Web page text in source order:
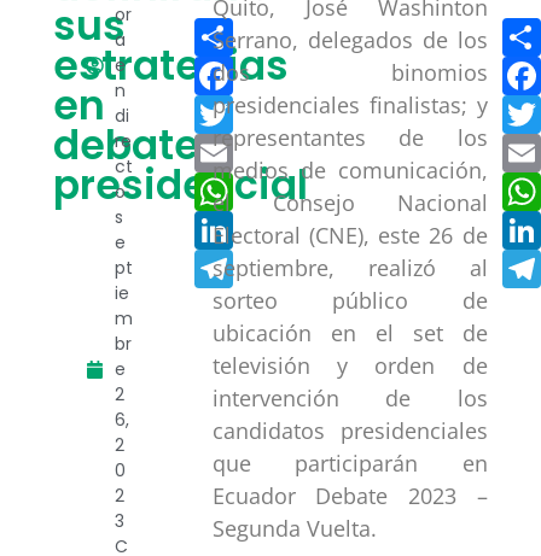
sus
estrategias
en
debate
presidencial
or
a
e
n
di
re
ct
o
s
e
pt
ie
m
br
e
2
6,
2
0
2
3
C
Compartir
Facebook
Twitter
Email
WhatsApp
LinkedIn
Telegram
Quito, José Washinton
Serrano, delegados de los
dos binomios
presidenciales finalistas; y
representantes de los
medios de comunicación,
el Consejo Nacional
Electoral (CNE), este 26 de
septiembre, realizó al
sorteo público de
ubicación en el set de
televisión y orden de
intervención de los
candidatos presidenciales
que participarán en
Ecuador Debate 2023 –
Segunda Vuelta.